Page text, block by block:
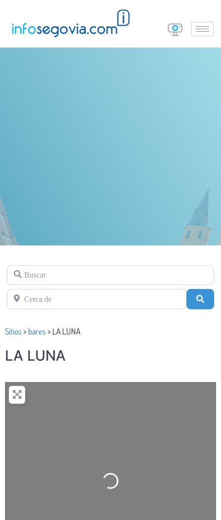
Buscar
Cerca de
Sitios >bares >LA LUNA
LA LUNA